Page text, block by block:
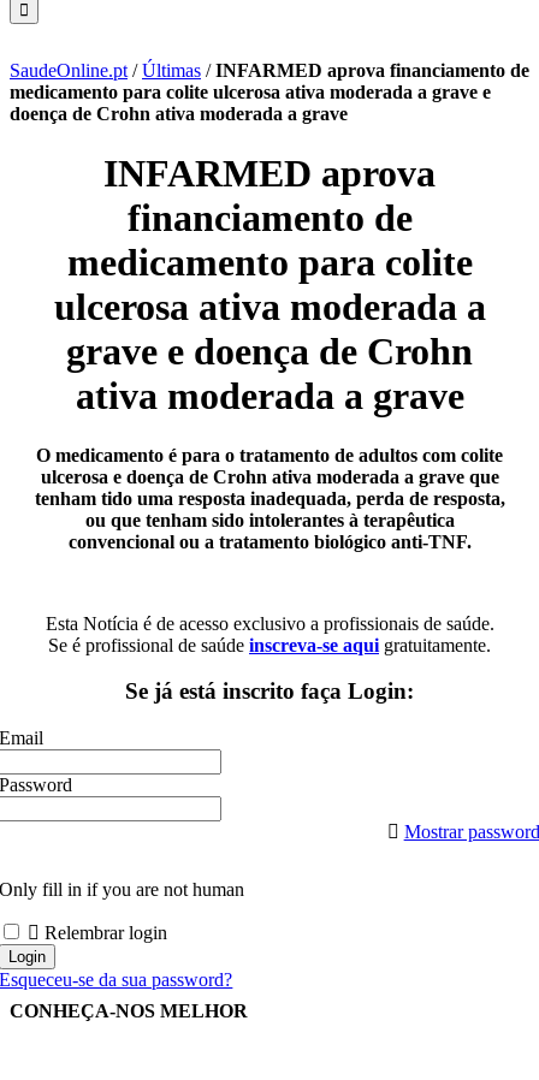
SaudeOnline.pt /Últimas /INFARMED aprova financiamento de
medicamento para colite ulcerosa ativa moderada a grave e
doença de Crohn ativa moderada a grave
INFARMED aprova
financiamento de
medicamento para colite
ulcerosa ativa moderada a
grave e doença de Crohn
ativa moderada a grave
O medicamento é para o tratamento de adultos com colite
ulcerosa e doença de Crohn ativa moderada a grave que
tenham tido uma resposta inadequada, perda de resposta,
ou que tenham sido intolerantes à terapêutica
convencional ou a tratamento biológico anti-TNF.
Esta Notícia é de acesso exclusivo a profissionais de saúde.
Se é profissional de saúde inscreva-se aqui gratuitamente.
Se já está inscrito faça Login:
Email
Password
Mostrar password
Only fill in if you are not human
Relembrar login
Esqueceu-se da sua password?
CONHEÇA-NOS MELHOR